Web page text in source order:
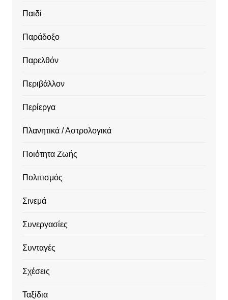
Παιδί
Παράδοξο
Παρελθόν
Περιβάλλον
Περίεργα
Πλανητικά / Αστρολογικά
Ποιότητα Ζωής
Πολιτισμός
Σινεμά
Συνεργασίες
Συνταγές
Σχέσεις
Ταξίδια